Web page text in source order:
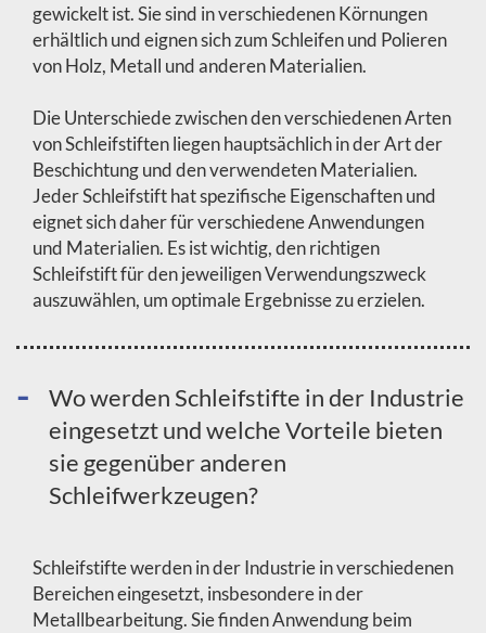
gewickelt ist. Sie sind in verschiedenen Körnungen
erhältlich und eignen sich zum Schleifen und Polieren
von Holz, Metall und anderen Materialien.
Die Unterschiede zwischen den verschiedenen Arten
von Schleifstiften liegen hauptsächlich in der Art der
Beschichtung und den verwendeten Materialien.
Jeder Schleifstift hat spezifische Eigenschaften und
eignet sich daher für verschiedene Anwendungen
und Materialien. Es ist wichtig, den richtigen
Schleifstift für den jeweiligen Verwendungszweck
auszuwählen, um optimale Ergebnisse zu erzielen.
Wo werden Schleifstifte in der Industrie
eingesetzt und welche Vorteile bieten
sie gegenüber anderen
Schleifwerkzeugen?
Schleifstifte werden in der Industrie in verschiedenen
Bereichen eingesetzt, insbesondere in der
Metallbearbeitung. Sie finden Anwendung beim